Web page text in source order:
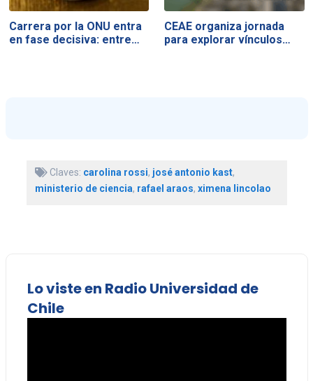
Carrera por la ONU entra
en fase decisiva: entre…
CEAE organiza jornada
para explorar vínculos…
Claves: carolina rossi, josé antonio kast,
ministerio de ciencia, rafael araos, ximena lincolao
Lo viste en Radio Universidad de
Chile